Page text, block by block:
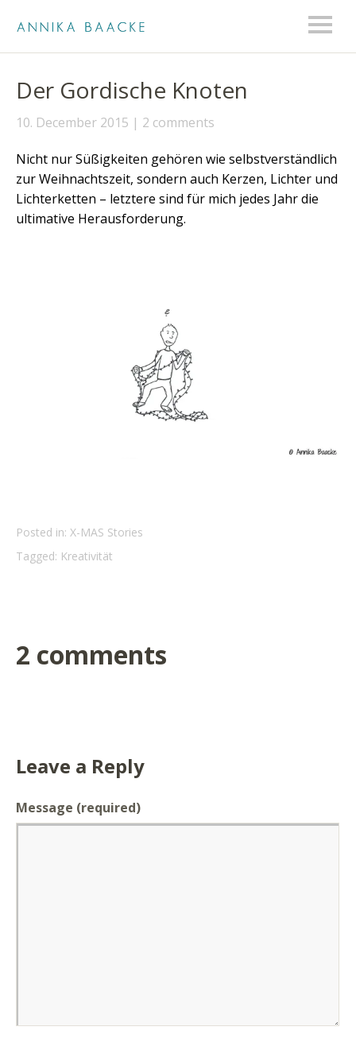
Der Gordische Knoten
10. December 2015 2 comments
Nicht nur Süßigkeiten gehören wie selbstverständlich
zur Weihnachtszeit, sondern auch Kerzen, Lichter und
Lichterketten – letztere sind für mich jedes Jahr die
ultimative Herausforderung.
Posted in: X-MAS Stories
Tagged: Kreativität
2 comments
Leave a Reply
Message (required)